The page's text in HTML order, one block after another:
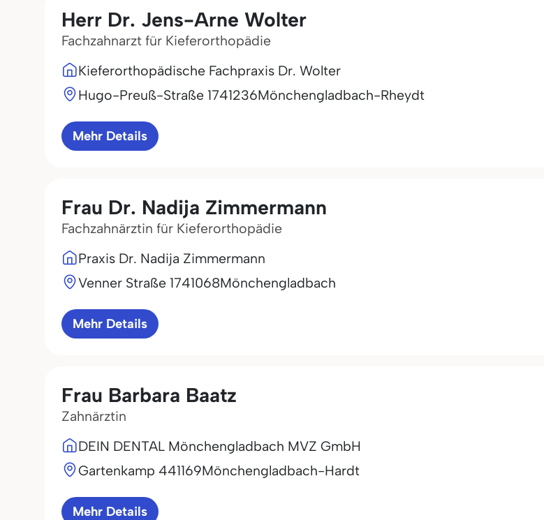
Herr Dr. Jens-Arne Wolter
Fachzahnarzt für Kieferorthopädie
Kieferorthopädische Fachpraxis Dr. Wolter
Hugo-Preuß-Straße 1741236Mönchengladbach-Rheydt
Mehr Details
Frau Dr. Nadija Zimmermann
Fachzahnärztin für Kieferorthopädie
Praxis Dr. Nadija Zimmermann
Venner Straße 1741068Mönchengladbach
Mehr Details
Frau Barbara Baatz
Zahnärztin
DEIN DENTAL Mönchengladbach MVZ GmbH
Gartenkamp 441169Mönchengladbach-Hardt
Mehr Details